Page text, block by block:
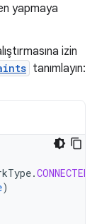
yapmaya
izin
tanımlayın:
.CONNECTED
)